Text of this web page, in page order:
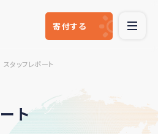
寄付する
スタッフレポート
ト